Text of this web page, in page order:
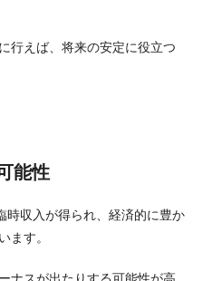
行えば、将来の安定に役立つ
能性
時収入が得られ、経済的に豊か
ます。